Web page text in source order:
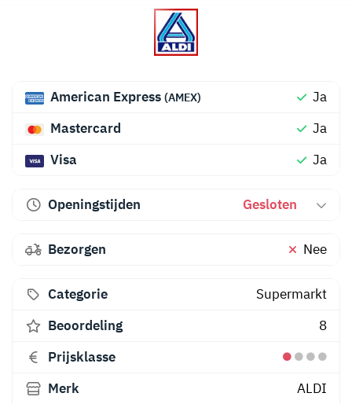
American Express (AMEX)
Ja
Mastercard
Ja
Visa
Ja
Openingstijden Gesloten
Bezorgen Nee
Categorie
Supermarkt
Beoordeling
8
Prijsklasse
Merk
ALDI